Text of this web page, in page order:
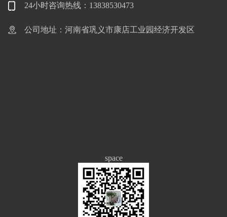
24小时咨询热线：13838530473
公司地址：河南省巩义市康店工业园经济开发区
space